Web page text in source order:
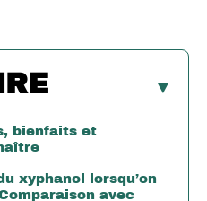
bienfaits et
xyphanol lorsqu’on
avec